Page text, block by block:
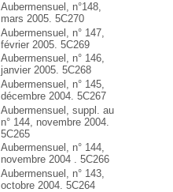
Aubermensuel, n°148,
mars 2005. 5C270
Aubermensuel, n° 147,
février 2005. 5C269
Aubermensuel, n° 146,
janvier 2005. 5C268
Aubermensuel, n° 145,
décembre 2004. 5C267
Aubermensuel, suppl. au
n° 144, novembre 2004.
5C265
Aubermensuel, n° 144,
novembre 2004 . 5C266
Aubermensuel, n° 143,
octobre 2004. 5C264